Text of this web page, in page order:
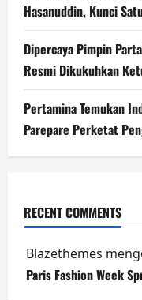
Hasanuddin, Kunci
Dipercaya Pimpin
Resmi Dikukuhkan
Pertamina Temukan
Parepare Perketat
RECENT COMMENTS
Blazethemes
Paris Fashion Week